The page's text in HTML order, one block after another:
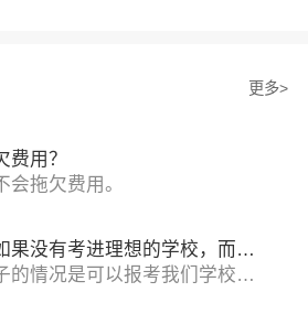
更多>
费用？
会拖欠费用。
果没有考进理想的学校，而被
不能不去中职校，报名你们
的情况是可以报考我们学校